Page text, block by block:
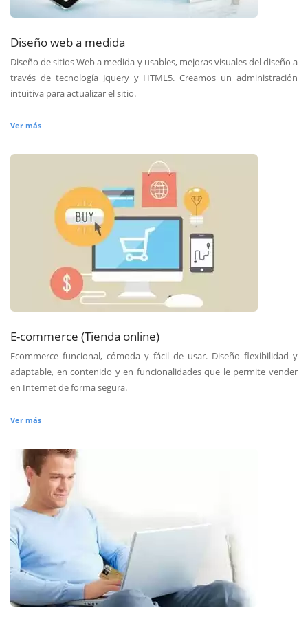
Diseño web a medida
Diseño de sitios Web a medida y usables, mejoras visuales del diseño a
través de tecnología Jquery y HTML5. Creamos un administración
intuitiva para actualizar el sitio.
Ver más
E-commerce (Tienda online)
Ecommerce funcional, cómoda y fácil de usar. Diseño flexibilidad y
adaptable, en contenido y en funcionalidades que le permite vender
en Internet de forma segura.
Ver más